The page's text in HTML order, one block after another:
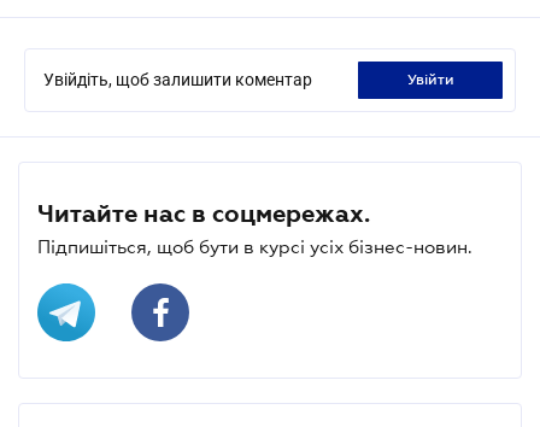
Увійдіть, щоб залишити коментар увійти
Читайте нас в соцмережах.
Підпишіться, щоб бути в курсі усіх бізнес-новин.